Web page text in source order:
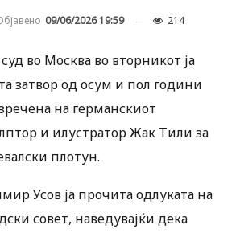
09/06/2026 19:59 214
во Москва во вторникот ја
затвор од осум и пол години
на германскиот
и илустратор Жак Тили за
плотун.
Усов ја прочита одлуката на
совет, наведувајќи дека